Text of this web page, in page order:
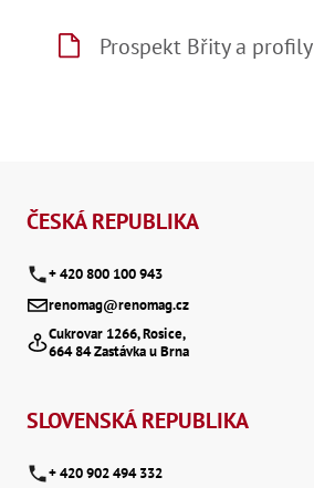
Prospekt Břity a
ČESKÁ REPUBLIKA
+ 420 800 100 943
renomag@renomag.cz
Cukrovar 1266, Rosice,
664 84 Zastávka u Brna
SLOVENSKÁ REPUBLIKA
+ 420 902 494 332